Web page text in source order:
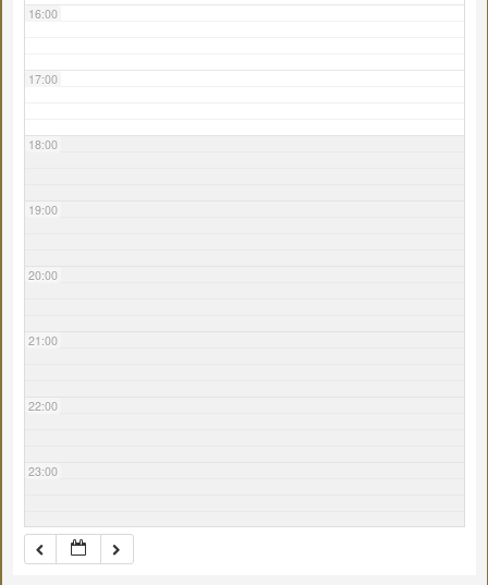
16:00
17:00
18:00
19:00
20:00
21:00
22:00
23:00